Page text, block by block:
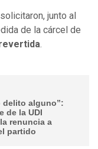
junto al
de la cárcel de
.
delito alguno”:
de la UDI
renuncia a
partido